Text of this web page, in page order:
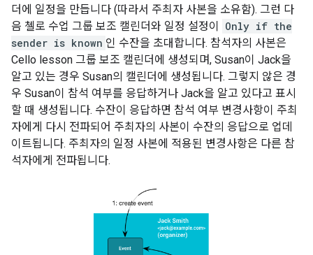
더에 일정을 만듭니다 (따라서 주최자 사본을 소유함). 그런 다
음 첼로 수업 그룹 보조 캘린더와 일정 설정이
Only if the
sender is known 인 수잔을 초대합니다. 참석자의 사본은
Cello lesson 그룹 보조 캘린더에 생성되며, Susan이 Jack을
알고 있는 경우 Susan의 캘린더에 생성됩니다. 그렇지 않은 경
우 Susan이 참석 여부를 응답하거나 Jack을 알고 있다고 표시
할 때 생성됩니다. 수잔이 응답하면 참석 여부 변경사항이 주최
자에게 다시 전파되어 주최자의 사본이 수잔의 응답으로 업데
이트됩니다. 주최자의 일정 사본에 적용된 변경사항은 다른 참
석자에게 전파됩니다.